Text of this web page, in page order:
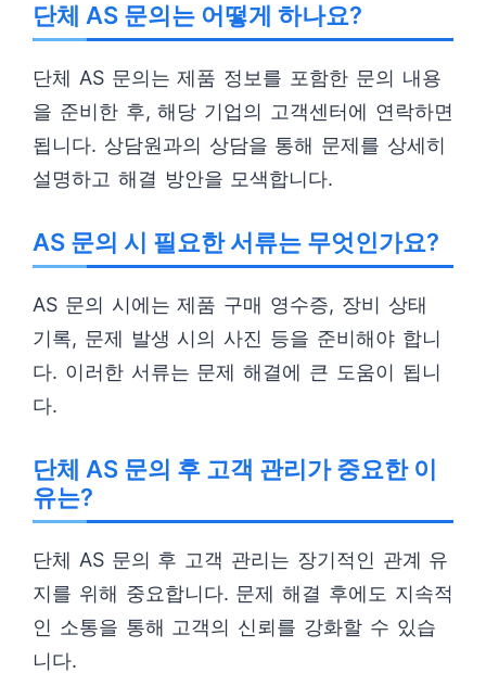
단체 AS 문의는 어떻게 하나요?
단체 AS 문의는 제품 정보를 포함한 문의 내용
을 준비한 후, 해당 기업의 고객센터에 연락하면
됩니다. 상담원과의 상담을 통해 문제를 상세히
설명하고 해결 방안을 모색합니다.
AS 문의 시 필요한 서류는 무엇인가요?
AS 문의 시에는 제품 구매 영수증, 장비 상태
기록, 문제 발생 시의 사진 등을 준비해야 합니
다. 이러한 서류는 문제 해결에 큰 도움이 됩니
다.
단체 AS 문의 후 고객 관리가 중요한 이
유는?
단체 AS 문의 후 고객 관리는 장기적인 관계 유
지를 위해 중요합니다. 문제 해결 후에도 지속적
인 소통을 통해 고객의 신뢰를 강화할 수 있습
니다.